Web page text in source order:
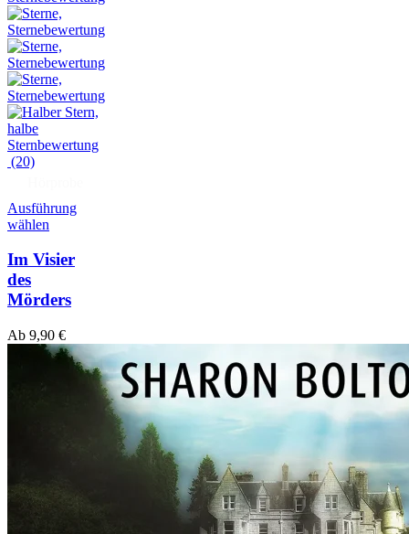
(20)
Ausführung
wählen
Im Visier
des
Mörders
Ab 9,90 €